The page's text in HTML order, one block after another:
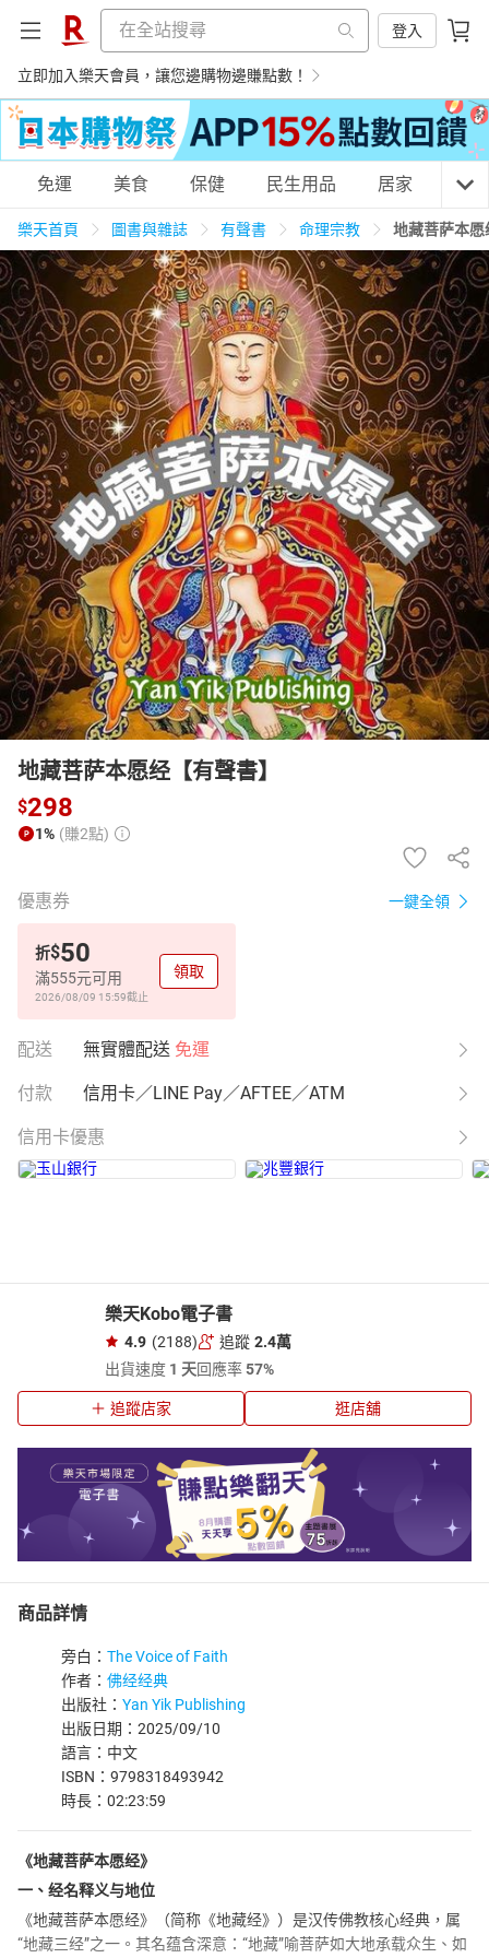
登入
立即加入樂天會員，讓您邊購物邊賺點數！
購物網分類
天天免運 美食蛋糕 養生保健 民生用品
居家生活 3C家電 運動休閒 親子玩具
女裝 男裝 化妝保養 情趣用品
日本購物 電子/紙本書
HOT
免運 美食 保健 民生用品 居家 3C
樂天首頁 圖書與雜誌 有聲書 命理宗教 地藏菩萨本
地藏菩萨本愿经【有聲書】
$298
1% (賺2點)
優惠券 一鍵全領
折$50
滿555元可用
2026/08/09 15:59截止
領取
配送 無實體配送 免運
付款 信用卡／LINE Pay／AFTEE／ATM
信用卡優惠
樂天Kobo電子書
4.9 (2188) 追蹤 2.4萬
出貨速度 1 天回應率57%
追蹤店家 逛店舖
商品詳情
旁白： The Voice of Faith
作者： 佛经经典
出版社： Yan Yik Publishing
出版日期：2025/09/10
語言：中文
ISBN：9798318493942
時長：02:23:59
《地藏菩萨本愿经》
一、经名释义与地位
《地藏菩萨本愿经》（简称《地藏经》）是汉传佛教核心经典，属
“地藏三经”之一。其名蕴含深意：“地藏”喻菩萨如大地承载众生、如